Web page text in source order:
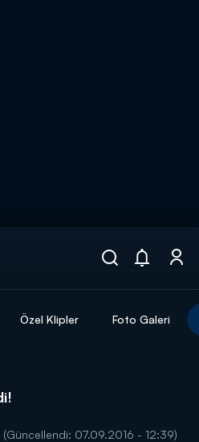
Özel Klipler Foto Galeri
(Güncellendi: 07.09.2016 - 12:39)